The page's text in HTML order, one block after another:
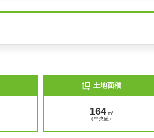
土地面積
164 m²
（中央値）